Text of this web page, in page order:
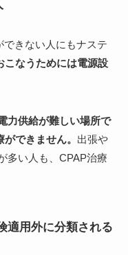
きない人にもナステ
こなうためには電源設
力供給が難しい場所で
できません。 出張や
多い人も、CPAP治療
適用外に分類される